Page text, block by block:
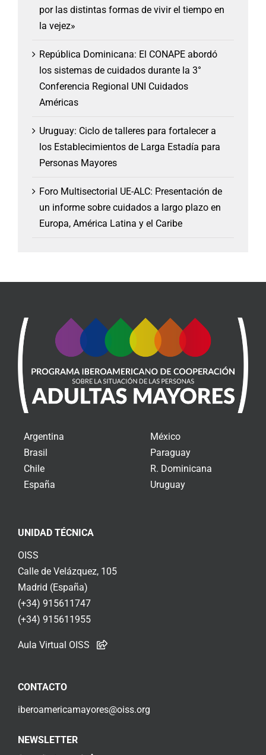
por las distintas formas de vivir el tiempo en
la vejez»
República Dominicana: El CONAPE abordó
los sistemas de cuidados durante la 3°
Conferencia Regional UNI Cuidados
Américas
Uruguay: Ciclo de talleres para fortalecer a
los Establecimientos de Larga Estadía para
Personas Mayores
Foro Multisectorial UE-ALC: Presentación de
un informe sobre cuidados a largo plazo en
Europa, América Latina y el Caribe
Argentina
Brasil
Chile
España
México
Paraguay
R. Dominicana
Uruguay
UNIDAD TÉCNICA
OISS
Calle de Velázquez, 105
Madrid (España)
(+34) 915611747
(+34) 915611955
Aula Virtual OISS
CONTACTO
iberoamericamayores@oiss.org
NEWSLETTER